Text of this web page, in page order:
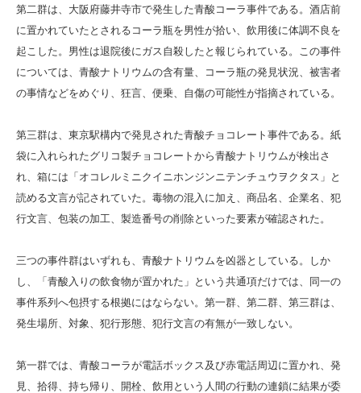
第二群は、大阪府藤井寺市で発生した青酸コーラ事件である。酒店前
に置かれていたとされるコーラ瓶を男性が拾い、飲用後に体調不良を
起こした。男性は退院後にガス自殺したと報じられている。この事件
については、青酸ナトリウムの含有量、コーラ瓶の発見状況、被害者
の事情などをめぐり、狂言、便乗、自傷の可能性が指摘されている。
第三群は、東京駅構内で発見された青酸チョコレート事件である。紙
袋に入れられたグリコ製チョコレートから青酸ナトリウムが検出さ
れ、箱には「オコレルミニクイニホンジンニテンチュウヲクタス」と
読める文言が記されていた。毒物の混入に加え、商品名、企業名、犯
行文言、包装の加工、製造番号の削除といった要素が確認された。
三つの事件群はいずれも、青酸ナトリウムを凶器としている。しか
し、「青酸入りの飲食物が置かれた」という共通項だけでは、同一の
事件系列へ包摂する根拠にはならない。第一群、第二群、第三群は、
発生場所、対象、犯行形態、犯行文言の有無が一致しない。
第一群では、青酸コーラが電話ボックス及び赤電話周辺に置かれ、発
見、拾得、持ち帰り、開栓、飲用という人間の行動の連鎖に結果が委